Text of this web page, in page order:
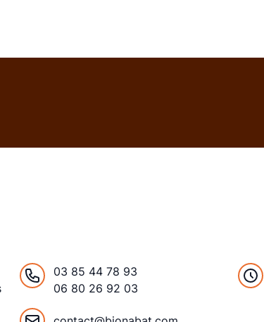
03 85 44 78 93
06 80 26 92 03